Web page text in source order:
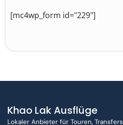
[mc4wp_form id="229"]
Khao Lak Ausflüge
Lokaler Anbieter für Touren, Transfers